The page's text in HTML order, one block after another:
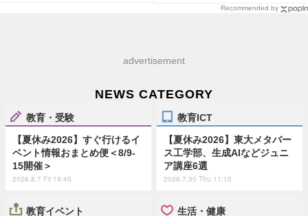
Recommended by
advertisement
NEWS CATEGORY
教育・受験
【夏休み2026】すぐ行けるイ
ベント情報おまとめ便＜8/9-
15開催＞
2026.8.7 Fri 19:45
教育ICT
【夏休み2026】東大メタバー
ス工学部、生成AIなどジュニ
ア講座6選
2026.7.30 Thu 11:15
教育イベント 生活・健康